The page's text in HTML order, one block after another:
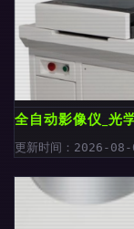
全自动影像仪_光
更新时间：2026-